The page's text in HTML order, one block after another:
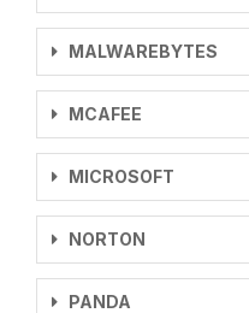
MALWAREBYTES
MCAFEE
MICROSOFT
NORTON
PANDA